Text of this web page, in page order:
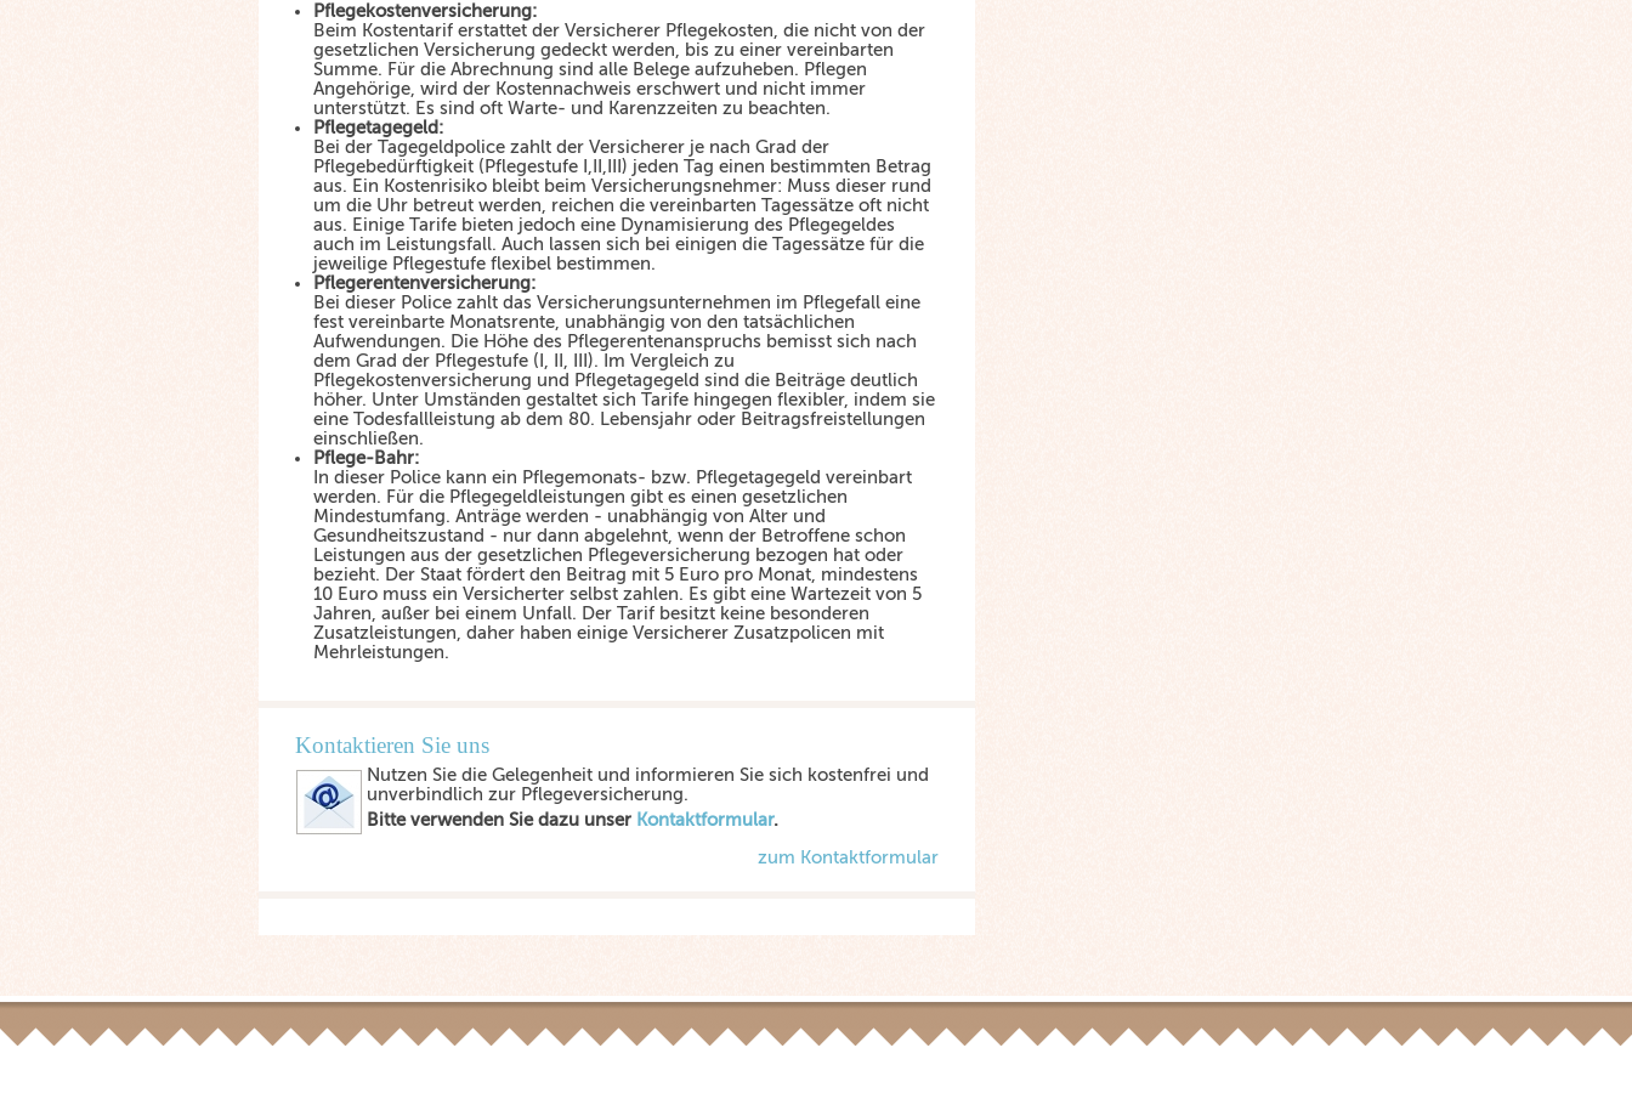
Pflegekostenversicherung:
Beim Kostentarif erstattet der Versicherer Pflegekosten, die nicht von der
gesetzlichen Versicherung gedeckt werden, bis zu einer vereinbarten
Summe. Für die Abrechnung sind alle Belege aufzuheben. Pflegen
Angehörige, wird der Kostennachweis erschwert und nicht immer
unterstützt. Es sind oft Warte- und Karenzzeiten zu beachten.
Pflegetagegeld:
Bei der Tagegeldpolice zahlt der Versicherer je nach Grad der
Pflegebedürftigkeit (Pflegestufe I,II,III) jeden Tag einen bestimmten Betrag
aus. Ein Kostenrisiko bleibt beim Versicherungsnehmer: Muss dieser rund
um die Uhr betreut werden, reichen die vereinbarten Tagessätze oft nicht
aus. Einige Tarife bieten jedoch eine Dynamisierung des Pflegegeldes
auch im Leistungsfall. Auch lassen sich bei einigen die Tagessätze für die
jeweilige Pflegestufe flexibel bestimmen.
Pflegerentenversicherung:
Bei dieser Police zahlt das Versicherungsunternehmen im Pflegefall eine
fest vereinbarte Monatsrente, unabhängig von den tatsächlichen
Aufwendungen. Die Höhe des Pflegerentenanspruchs bemisst sich nach
dem Grad der Pflegestufe (I, II, III). Im Vergleich zu
Pflegekostenversicherung und Pflegetagegeld sind die Beiträge deutlich
höher. Unter Umständen gestaltet sich Tarife hingegen flexibler, indem sie
eine Todesfallleistung ab dem 80. Lebensjahr oder Beitragsfreistellungen
einschließen.
Pflege-Bahr:
In dieser Police kann ein Pflegemonats- bzw. Pflegetagegeld vereinbart
werden. Für die Pflegegeldleistungen gibt es einen gesetzlichen
Mindestumfang. Anträge werden - unabhängig von Alter und
Gesundheitszustand - nur dann abgelehnt, wenn der Betroffene schon
Leistungen aus der gesetzlichen Pflegeversicherung bezogen hat oder
bezieht. Der Staat fördert den Beitrag mit 5 Euro pro Monat, mindestens
10 Euro muss ein Versicherter selbst zahlen. Es gibt eine Wartezeit von 5
Jahren, außer bei einem Unfall. Der Tarif besitzt keine besonderen
Zusatzleistungen, daher haben einige Versicherer Zusatzpolicen mit
Mehrleistungen.
Kontaktieren Sie uns
Nutzen Sie die Gelegenheit und informieren Sie sich kostenfrei und
unverbindlich zur Pflegeversicherung.
Bitte verwenden Sie dazu unser Kontaktformular.
zum Kontaktformular